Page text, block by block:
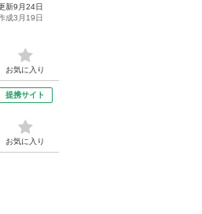
新9月24日
成3月19日
お気に入り
提携サイト
お気に入り